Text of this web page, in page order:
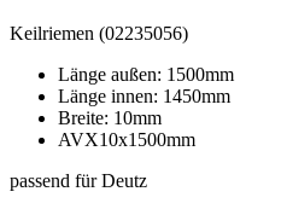
Keilriemen (02235056)
Länge außen: 1500mm
Länge innen: 1450mm
Breite: 10mm
AVX10x1500mm
passend für Deutz